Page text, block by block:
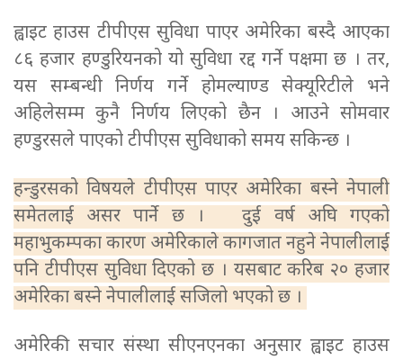
ह्वाइट हाउस टीपीएस सुविधा पाएर अमेरिका बस्दै आएका
८६ हजार हण्डुरियनको यो सुविधा रद्द गर्ने पक्षमा छ । तर,
यस सम्बन्धी निर्णय गर्ने होमल्याण्ड सेक्यूरिटीले भने
अहिलेसम्म कुनै निर्णय लिएको छैन । आउने सोमवार
हण्डुरसले पाएको टीपीएस सुविधाको समय सकिन्छ ।
हन्डुरसको विषयले टीपीएस पाएर अमेरिका बस्ने नेपाली
समेतलाई असर पार्ने छ । दुई वर्ष अघि गएको
महाभुकम्पका कारण अमेरिकाले कागजात नहुने नेपालीलाई
पनि टीपीएस सुविधा दिएको छ । यसबाट करिब २० हजार
अमेरिका बस्ने नेपालीलाई सजिलो भएको छ ।
अमेरिकी सचार संस्था सीएनएनका अनुसार ह्वाइट हाउस